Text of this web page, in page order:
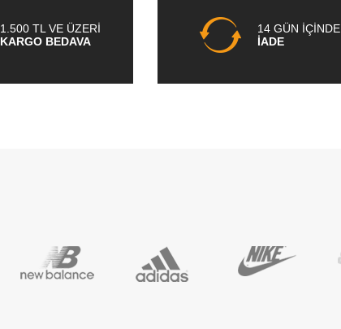
1.500 TL VE ÜZERİ
KARGO BEDAVA
14 GÜN İÇİNDE
İADE